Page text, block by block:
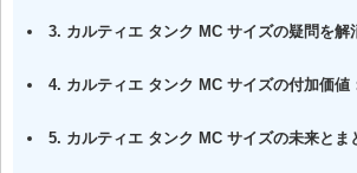
3. カルティエ タンク MC サイズの疑問を解
4. カルティエ タンク MC サイズの付加価値
5. カルティエ タンク MC サイズの未来と